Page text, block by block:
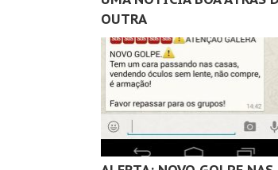
OUTRA